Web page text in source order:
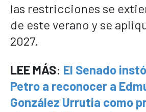
las restricciones se
de este verano y se
2027.
LEE MÁS: El Senado
Petro a reconocer a
González Urrutia como